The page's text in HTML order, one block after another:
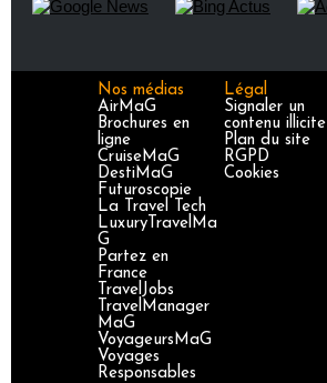
Nos médias
AirMaG
Brochures en
ligne
CruiseMaG
DestiMaG
Futuroscopie
La Travel Tech
LuxuryTravelMa
G
Partez en
France
TravelJobs
TravelManager
MaG
VoyageursMaG
Voyages
Responsables
Légal
Signaler un
contenu illicite
Plan du site
RGPD
Cookies